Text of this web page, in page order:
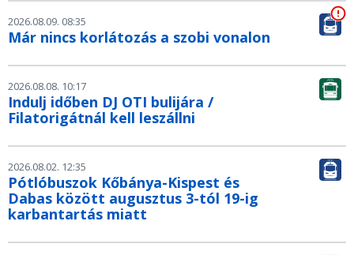
2026.08.09. 08:35
Már nincs korlátozás a szobi vonalon
2026.08.08. 10:17
Indulj időben DJ OTI bulijára /
Filatorigátnál kell leszállni
2026.08.02. 12:35
Pótlóbuszok Kőbánya-Kispest és
Dabas között augusztus 3-tól 19-ig
karbantartás miatt